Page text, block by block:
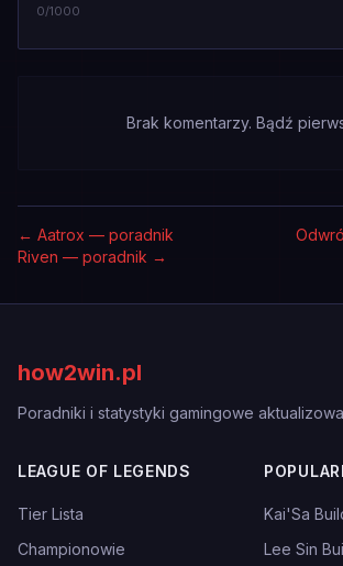
0/1000
Brak komentarzy. Bądź
← Aatrox — poradnik
Riven — poradnik →
how2win.pl
Poradniki i statystyki gamingowe
LEAGUE OF LEGENDS
Tier Lista
Championowie
Kai'Sa
Lee Sin